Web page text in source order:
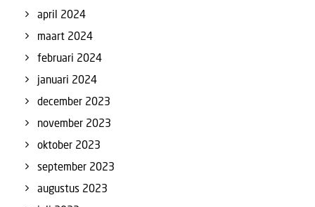
april 2024
maart 2024
februari 2024
januari 2024
december 2023
november 2023
oktober 2023
september 2023
augustus 2023